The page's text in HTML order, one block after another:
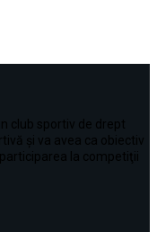
club sportiv de drept
și va avea ca obiectiv
la competiţii